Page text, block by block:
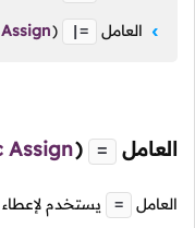
العامل |=
(
العامل =
(
Assign
العامل = يستخدم